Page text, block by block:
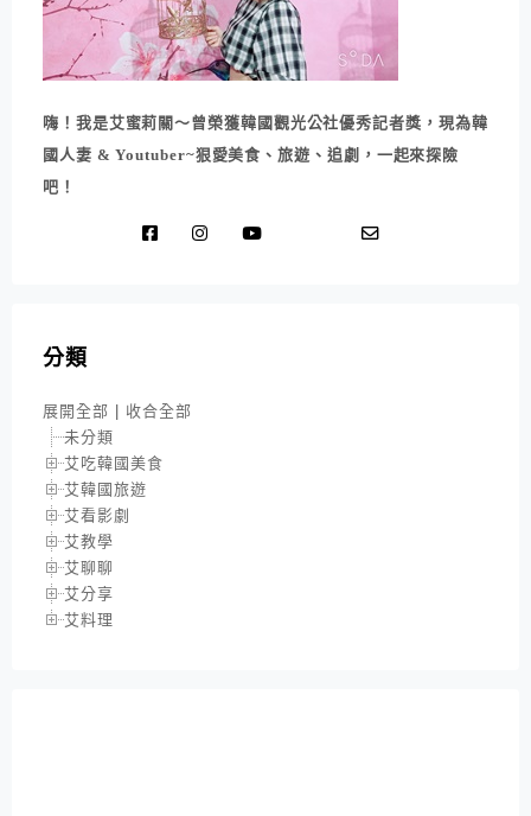
嗨！我是艾蜜莉關～曾榮獲韓國觀光公社優秀記者獎，現為韓
國人妻 & Youtuber~狠愛美食、旅遊、追劇，一起來探險
吧！
分類
展開全部 | 收合全部
未分類
艾吃韓國美食
艾韓國旅遊
艾看影劇
艾教學
艾聊聊
艾分享
艾料理